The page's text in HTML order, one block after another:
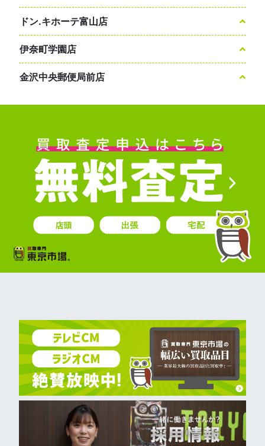
ドン.キホーテ富山店
伊奈町学園店
金沢中央郵便局前店